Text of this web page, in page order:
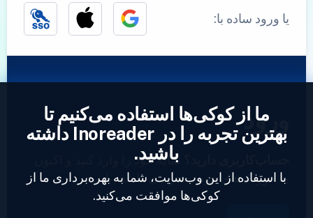
یا ورود ساده با:
ورود
نمایه خود را وارد کنید و اکنون
به خوراک‌های خود دسترسی داشته باشید.
ما از کوکی‌ها استفاده می‌کنیم تا
بهترین تجربه را در Inoreader داشته
باشید.
با استفاده از این وب‌سایت، شما به بهره‌برداری ما از
کوکی‌ها موافقت می‌کنید.